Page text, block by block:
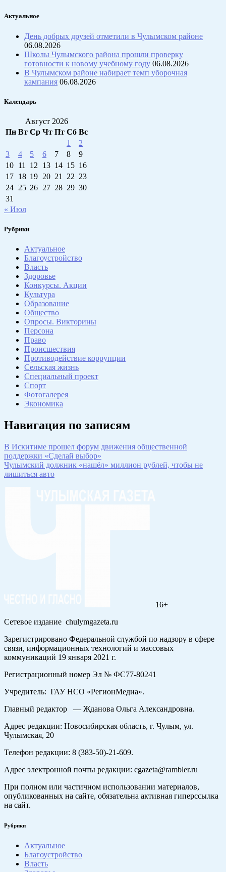
Актуальное
День добрых друзей отметили в Чулымском районе
06.08.2026
Школы Чулымского района прошли проверку
готовности к новому учебному году 06.08.2026
В Чулымском районе набирает темп уборочная
кампания 06.08.2026
Календарь
Август 2026
Пн Вт Ср Чт Пт Сб Вс
1
2
3
4 5 6 7 8
9
10 11 12 13 14 15 16
17 18 19 20 21 22 23
24 25 26 27 28 29 30
31
« Июл
Рубрики
Актуальное
Благоустройство
Власть
Здоровье
Конкурсы. Акции
Культура
Образование
Общество
Опросы. Викторины
Персона
Право
Происшествия
Противодействие коррупции
Сельская жизнь
Специальный проект
Спорт
Фотогалерея
Экономика
Навигация по записям
В Искитиме прошел форум движения общественной
поддержки «Сделай выбор»
Чулымский должник «нашёл» миллион рублей, чтобы не
лишиться авто
16+
Сетевое издание chulymgazeta.ru
Зарегистрировано Федеральной службой по надзору в сфере
связи, информационных технологий и массовых
коммуникаций 19 января 2021 г.
Регистрационный номер Эл № ФС77-80241
Учредитель: ГАУ НСО «РегионМедиа».
Главный редактор — Жданова Ольга Александровна.
Адрес редакции: Новосибирская область, г. Чулым, ул.
Чулымская, 20
Телефон редакции: 8 (383-50)-21-609.
Адрес электронной почты редакции: cgazeta@rambler.ru
При полном или частичном использовании материалов,
опубликованных на сайте, обязательна активная гиперссылка
на сайт.
Рубрики
Актуальное
Благоустройство
Власть